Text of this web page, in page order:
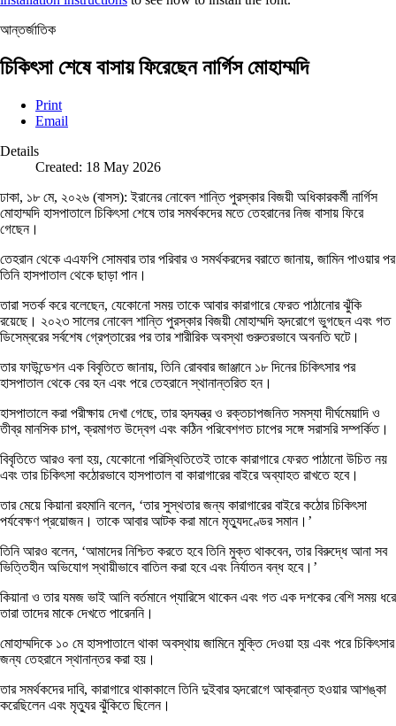
আন্তর্জাতিক
চিকিৎসা শেষে বাসায় ফিরেছেন নার্গিস মোহাম্মদি
Print
Email
Details
Created: 18 May 2026
ঢাকা, ১৮ মে, ২০২৬ (বাসস): ইরানের নোবেল শান্তি পুরস্কার বিজয়ী অধিকারকর্মী নার্গিস
মোহাম্মদি হাসপাতালে চিকিৎসা শেষে তার সমর্থকদের মতে তেহরানের নিজ বাসায় ফিরে
গেছেন।
তেহরান থেকে এএফপি সোমবার তার পরিবার ও সমর্থকরদের বরাতে জানায়, জামিন পাওয়ার পর
তিনি হাসপাতাল থেকে ছাড়া পান।
তারা সতর্ক করে বলেছেন, যেকোনো সময় তাকে আবার কারাগারে ফেরত পাঠানোর ঝুঁকি
রয়েছে। ২০২৩ সালের নোবেল শান্তি পুরস্কার বিজয়ী মোহাম্মদি হৃদরোগে ভুগছেন এবং গত
ডিসেম্বরের সর্বশেষ গ্রেপ্তারের পর তার শারীরিক অবস্থা গুরুতরভাবে অবনতি ঘটে।
তার ফাউন্ডেশন এক বিবৃতিতে জানায়, তিনি রোববার জাঞ্জানে ১৮ দিনের চিকিৎসার পর
হাসপাতাল থেকে বের হন এবং পরে তেহরানে স্থানান্তরিত হন।
হাসপাতালে করা পরীক্ষায় দেখা গেছে, তার হৃদযন্ত্র ও রক্তচাপজনিত সমস্যা দীর্ঘমেয়াদি ও
তীব্র মানসিক চাপ, ক্রমাগত উদ্বেগ এবং কঠিন পরিবেশগত চাপের সঙ্গে সরাসরি সম্পর্কিত।
বিবৃতিতে আরও বলা হয়, যেকোনো পরিস্থিতিতেই তাকে কারাগারে ফেরত পাঠানো উচিত নয়
এবং তার চিকিৎসা কঠোরভাবে হাসপাতাল বা কারাগারের বাইরে অব্যাহত রাখতে হবে।
তার মেয়ে কিয়ানা রহমানি বলেন, ‘তার সুস্থতার জন্য কারাগারের বাইরে কঠোর চিকিৎসা
পর্যবেক্ষণ প্রয়োজন। তাকে আবার আটক করা মানে মৃত্যুদণ্ডের সমান।’
তিনি আরও বলেন, ‘আমাদের নিশ্চিত করতে হবে তিনি মুক্ত থাকবেন, তার বিরুদ্ধে আনা সব
ভিত্তিহীন অভিযোগ স্থায়ীভাবে বাতিল করা হবে এবং নির্যাতন বন্ধ হবে।’
কিয়ানা ও তার যমজ ভাই আলি বর্তমানে প্যারিসে থাকেন এবং গত এক দশকের বেশি সময় ধরে
তারা তাদের মাকে দেখতে পারেননি।
মোহাম্মদিকে ১০ মে হাসপাতালে থাকা অবস্থায় জামিনে মুক্তি দেওয়া হয় এবং পরে চিকিৎসার
জন্য তেহরানে স্থানান্তর করা হয়।
তার সমর্থকদের দাবি, কারাগারে থাকাকালে তিনি দুইবার হৃদরোগে আক্রান্ত হওয়ার আশঙ্কা
করেছিলেন এবং মৃত্যুর ঝুঁকিতে ছিলেন।